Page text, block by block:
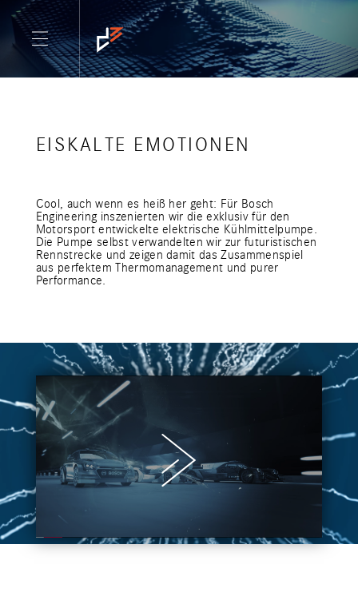
EISKALTE EMOTIONEN
Cool, auch wenn es heiß her geht: Für Bosch
Engineering inszenierten wir die exklusiv für den
Motorsport entwickelte elektrische Kühlmittelpumpe.
Die Pumpe selbst verwandelten wir zur futuristischen
Rennstrecke und zeigen damit das Zusammenspiel
aus perfektem Thermomanagement und purer
Performance.